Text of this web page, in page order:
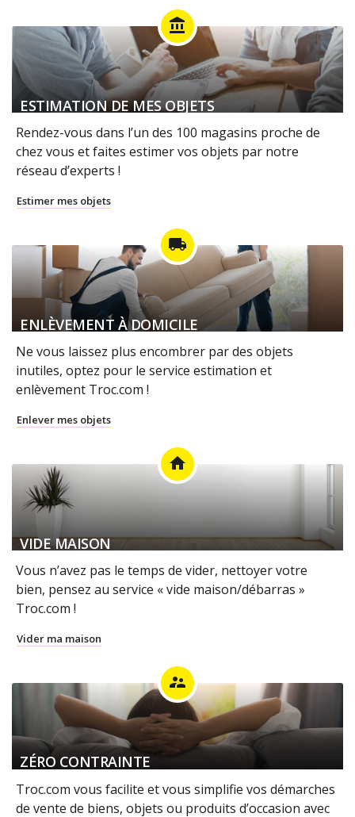
account_balance
ESTIMATION DE MES OBJETS
Rendez-vous dans l’un des 100 magasins proche de
chez vous et faites estimer vos objets par notre
réseau d’experts !
Estimer mes objets
local_shipping
ENLÈVEMENT À DOMICILE
Ne vous laissez plus encombrer par des objets
inutiles, optez pour le service estimation et
enlèvement Troc.com !
Enlever mes objets
home
VIDE MAISON
Vous n’avez pas le temps de vider, nettoyer votre
bien, pensez au service « vide maison/débarras »
Troc.com !
Vider ma maison
supervisor_account
ZÉRO CONTRAINTE
Troc.com vous facilite et vous simplifie vos démarches
de vente de biens, objets ou produits d’occasion avec